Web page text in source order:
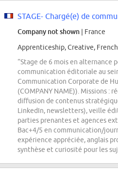
STAGE- Chargé(e) de
Company not shown | France
Apprenticeship, Creative,
“Stage de 6 mois en alternance
communication éditoriale au
Communication Corporate de
(COMPANY NAME)). Missions :
diffusion de contenus
LinkedIn, newsletters), veille
parties prenantes et agences
Bac+4/5 en communication/
expérience appréciée, anglais
synthèse et curiosité pour les